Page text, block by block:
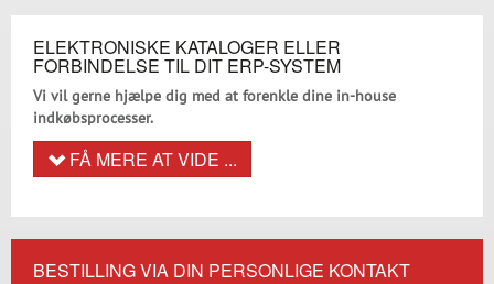
ELEKTRONISKE KATALOGER ELLER
FORBINDELSE TIL DIT ERP-SYSTEM
Vi vil gerne hjælpe dig med at forenkle dine in-house
indkøbsprocesser.
FÅ MERE AT VIDE ...
BESTILLING VIA DIN PERSONLIGE KONTAKT